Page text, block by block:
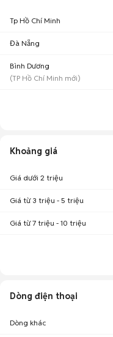
Tp Hồ Chí Minh
Đà Nẵng
Bình Dương
(TP Hồ Chí Minh mới)
Khoảng giá
Giá dưới 2 triệu
Giá từ 3 triệu - 5 triệu
Giá từ 7 triệu - 10 triệu
Dòng điện thoại
Dòng khác